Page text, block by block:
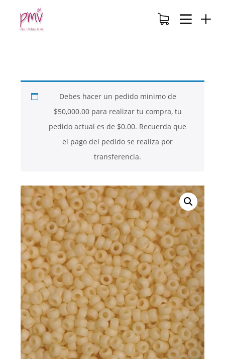
26
NOVIEMBRE
2017
QUE PIEDRAS
SE USAN PARA
BISUTERÍA Y
JOYERÍA
26
NOVIEMBRE
2017
QUE ES LA
MOSTACILLA?
26
NOVIEMBRE
2017
NUESTROS
CURSOS
Debes hacer un pedido minimo de
$50,000.00para realizar tu compra, tu
pedido actual es de $0.00. Recuerda que
el pago del pedido se realiza por
transferencia.